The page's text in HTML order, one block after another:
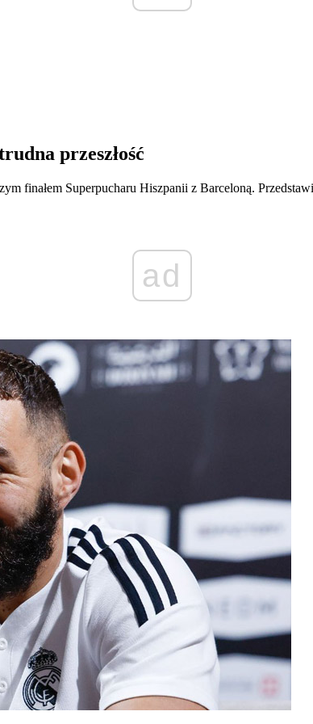
przeszłość
finałem Superpucharu Hiszpanii z Barceloną.
ad